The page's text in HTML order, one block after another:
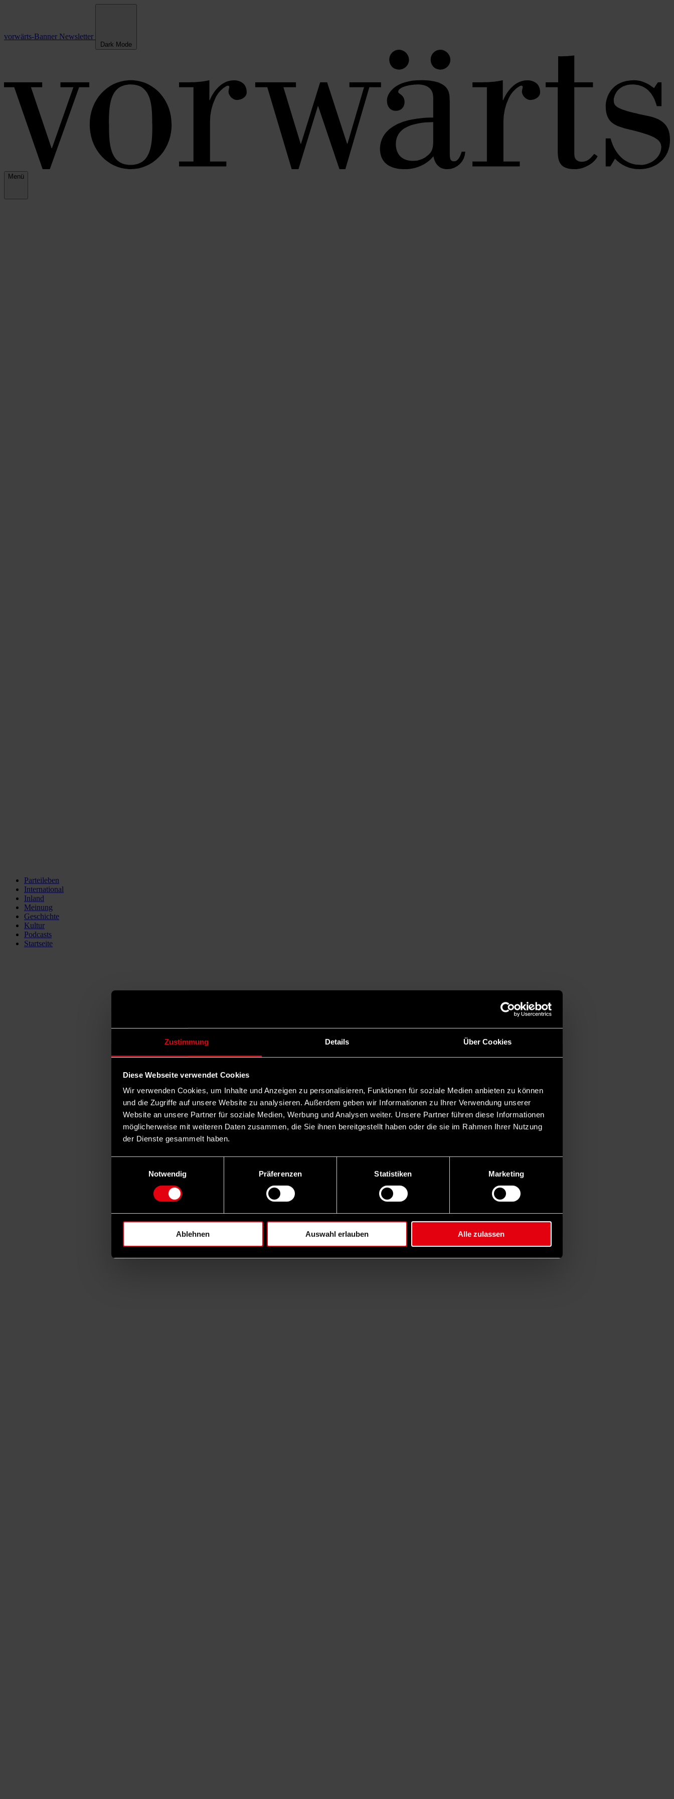
Zustimmung Details Über Cookies
Diese Webseite verwendet Cookies
Wir verwenden Cookies, um Inhalte und Anzeigen zu personalisieren, Funktionen für soziale Medien anbieten zu können
und die Zugriffe auf unsere Website zu analysieren. Außerdem geben wir Informationen zu Ihrer Verwendung unserer
Website an unsere Partner für soziale Medien, Werbung und Analysen weiter. Unsere Partner führen diese Informationen
möglicherweise mit weiteren Daten zusammen, die Sie ihnen bereitgestellt haben oder die sie im Rahmen Ihrer Nutzung
der Dienste gesammelt haben.
Notwendig
Präferenzen Statistiken Marketing
Ablehnen Auswahl erlauben Alle zulassen
vorwärts-Banner Newsletter
Dark Mode
Menü
Parteileben
International
Inland
Meinung
Geschichte
Kultur
Podcasts
Startseite